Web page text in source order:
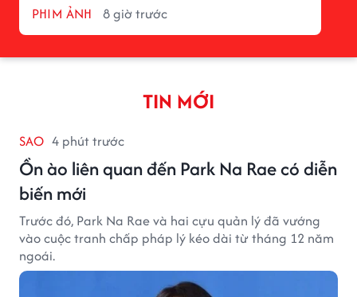
PHIM ẢNH 8 giờ trước
TIN MỚI
SAO 4 phút trước
Ồn ào liên quan đến Park Na Rae có diễn
biến mới
Trước đó, Park Na Rae và hai cựu quản lý đã vướng
vào cuộc tranh chấp pháp lý kéo dài từ tháng 12 năm
ngoái.